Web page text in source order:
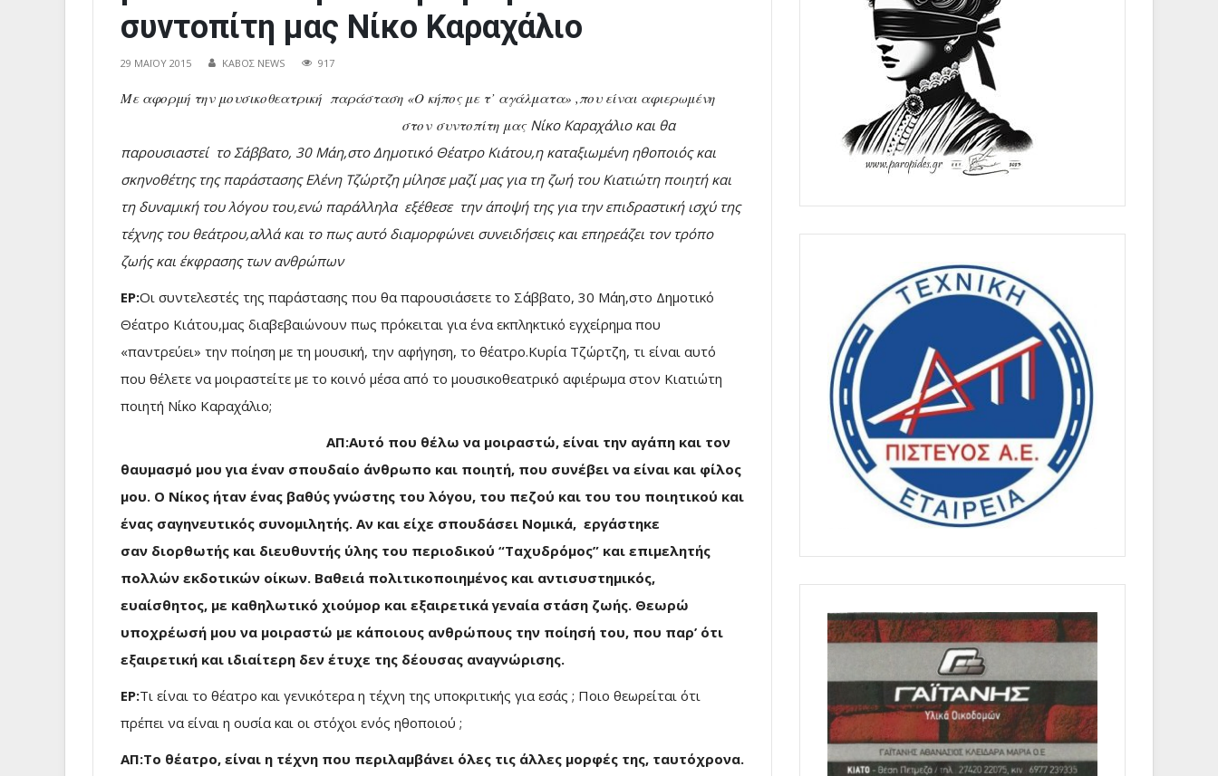
συντοπίτη μας Νίκο Καραχάλιο
29 ΜΑΪ́ΟΥ 2015 ΚΑΒΟΣ NEWS 917
Με αφορμή την μουσικοθεατρική παράσταση «Ο κήπος με τ’ αγάλματα» ,που είναι αφιερωμένη
στον συντοπίτη μας Νίκο Καραχάλιο και θα
παρουσιαστεί το Σάββατο, 30 Μάη,στο Δημοτικό Θέατρο Κιάτου,η καταξιωμένη ηθοποιός και
σκηνοθέτης της παράστασης Ελένη Τζώρτζη μίλησε μαζί μας για τη ζωή του Κιατιώτη ποιητή και
τη δυναμική του λόγου του,ενώ παράλληλα εξέθεσε την άποψή της για την επιδραστική ισχύ της
τέχνης του θεάτρου,αλλά και το πως αυτό διαμορφώνει συνειδήσεις και επηρεάζει τον τρόπο
ζωής και έκφρασης των ανθρώπων
ΕΡ:Οι συντελεστές της παράστασης που θα παρουσιάσετε το Σάββατο, 30 Μάη,στο Δημοτικό
Θέατρο Κιάτου,μας διαβεβαιώνουν πως πρόκειται για ένα εκπληκτικό εγχείρημα που
«παντρεύει» την ποίηση με τη μουσική, την αφήγηση, το θέατρο.Κυρία Τζώρτζη, τι είναι αυτό
που θέλετε να μοιραστείτε με το κοινό μέσα από το μουσικοθεατρικό αφιέρωμα στον Κιατιώτη
ποιητή Νίκο Καραχάλιο;
ΑΠ:Αυτό που θέλω να μοιραστώ, είναι την αγάπη και τον
θαυμασμό μου για έναν σπουδαίο άνθρωπο και ποιητή, που συνέβει να είναι και φίλος
μου. Ο Νίκος ήταν ένας βαθύς γνώστης του λόγου, του πεζού και του του ποιητικού και
ένας σαγηνευτικός συνομιλητής. Αν και είχε σπουδάσει Νομικά, εργάστηκε
σαν διορθωτής και διευθυντής ύλης του περιοδικού “Ταχυδρόμος” και επιμελητής
πολλών εκδοτικών οίκων. Βαθειά πολιτικοποιημένος και αντισυστημικός,
ευαίσθητος, με καθηλωτικό χιούμορ και εξαιρετικά γεναία στάση ζωής. Θεωρώ
υποχρέωσή μου να μοιραστώ με κάποιους ανθρώπους την ποίησή του, που παρ’ ότι
εξαιρετική και ιδιαίτερη δεν έτυχε της δέουσας αναγνώρισης.
ΕΡ:Τι είναι το θέατρο και γενικότερα η τέχνη της υποκριτικής για εσάς ; Ποιο θεωρείται ότι
πρέπει να είναι η ουσία και οι στόχοι ενός ηθοποιού ;
ΑΠ:Το θέατρο, είναι η τέχνη που περιλαμβάνει όλες τις άλλες μορφές της, ταυτόχρονα.